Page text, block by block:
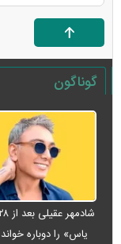
گوناگون
یاس» را دوباره